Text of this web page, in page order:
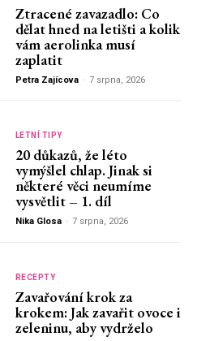
Ztracené zavazadlo: Co
dělat hned na letišti a kolik
vám aerolinka musí
zaplatit
Petra Zajícova - 7 srpna, 2026
LETNÍ TIPY
20 důkazů, že léto
vymýšlel chlap. Jinak si
některé věci neumíme
vysvětlit – 1. díl
Nika Glosa - 7 srpna, 2026
RECEPTY
Zavařování krok za
krokem: Jak zavařit ovoce i
zeleninu, aby vydrželo